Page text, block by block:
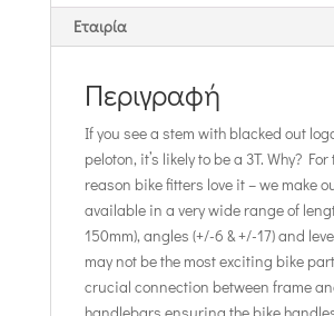
Εταιρία
Περιγραφή
If you see a stem with blacked out
peloton, it’s likely to be a 3T. Why?
reason bike fitters love it – we make
available in a very wide range of
150mm), angles (+/-6 & +/-17) and
may not be the most exciting bike
crucial connection between frame